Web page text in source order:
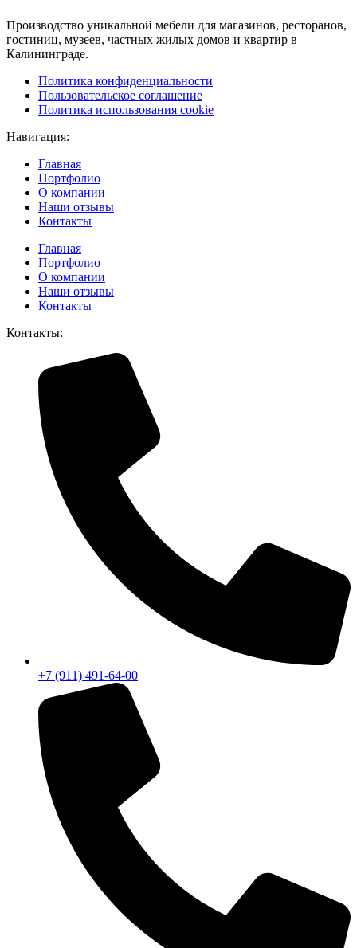
Производство уникальной мебели для магазинов, ресторанов,
гостиниц, музеев, частных жилых домов и квартир в
Калининграде.
Политика конфиденциальности
Пользовательское соглашение
Политика использования cookie
Навигация:
Главная
Портфолио
О компании
Наши отзывы
Контакты
Главная
Портфолио
О компании
Наши отзывы
Контакты
Контакты:
+7 (911) 491-64-00